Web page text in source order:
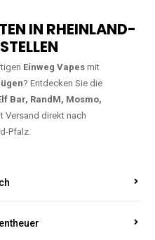
IN RHEINLAND-
Einweg Vapesmit
? Entdecken Sie die
Bar, RandM, Mosmo,
Versand direkt nach
Pfalz.